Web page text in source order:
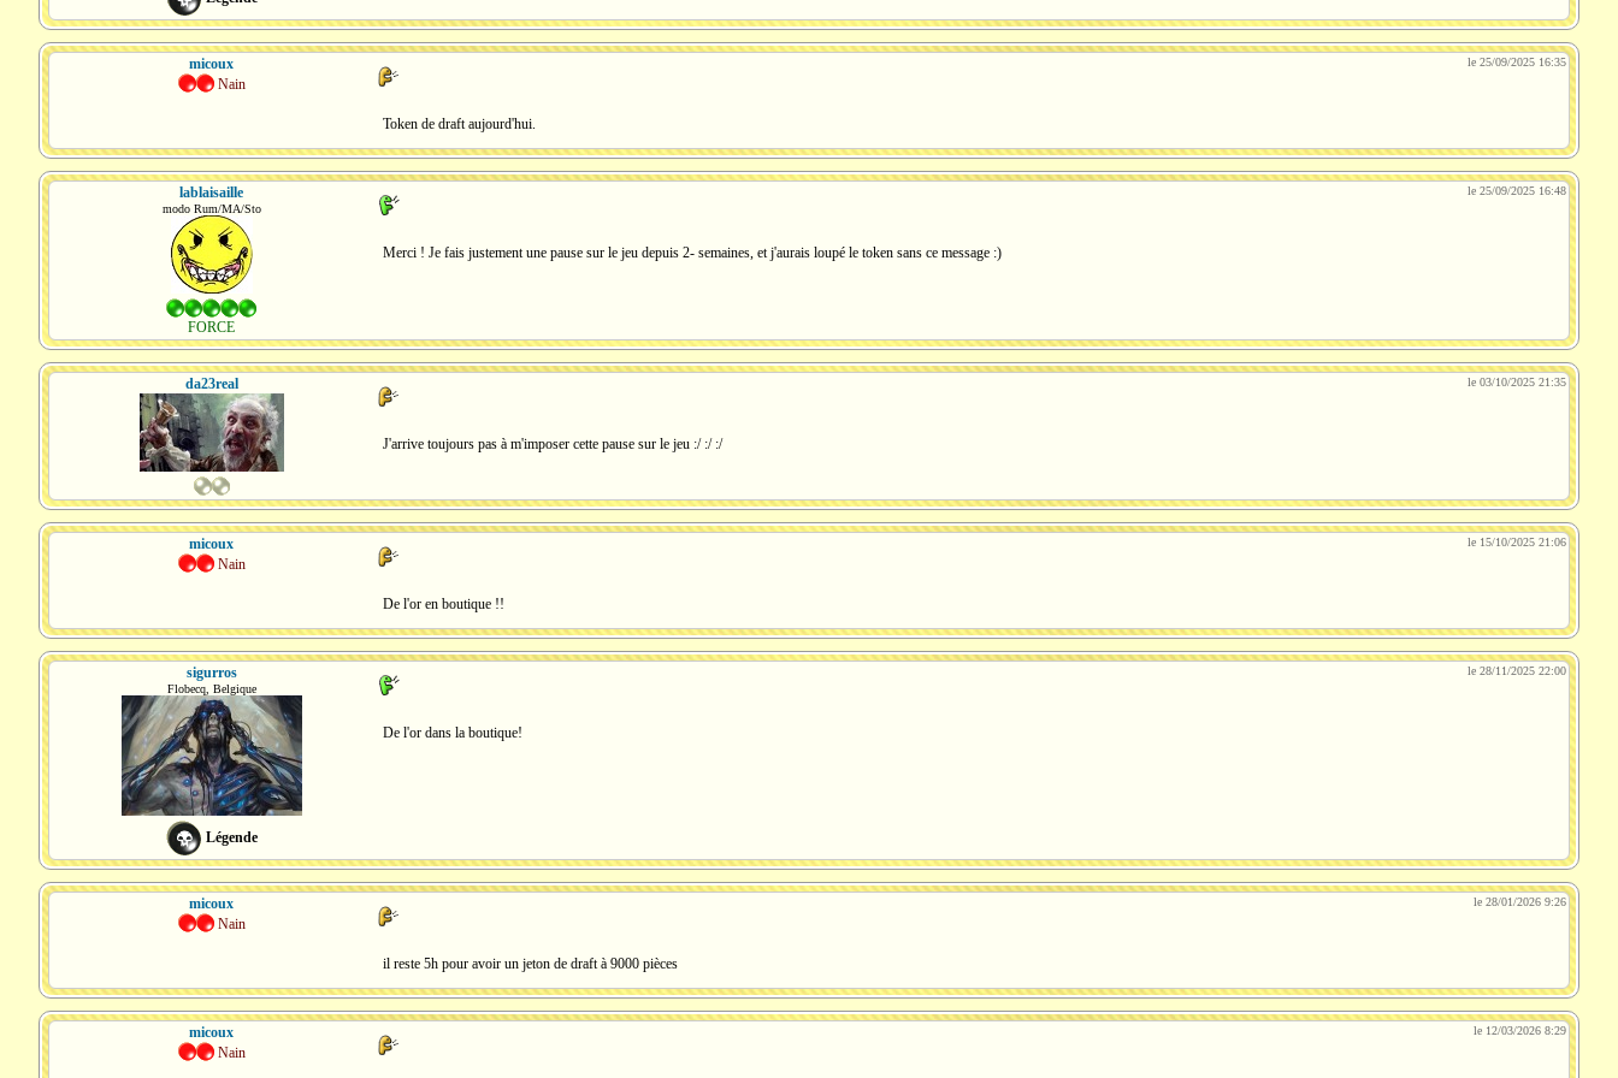
micoux
Nain
le 25/09/2025 16:35
Token de draft aujourd'hui.
lablaisaille
modo Rum/MA/Sto
FORCE
le 25/09/2025 16:48
Merci ! Je fais justement une pause sur le jeu depuis 2- semaines, et j'aurais loupé le token sans ce message :)
da23real le 03/10/2025 21:35
J'arrive toujours pas à m'imposer cette pause sur le jeu :/ :/ :/
micoux
Nain
le 15/10/2025 21:06
De l'or en boutique !!
sigurros
Flobecq, Belgique
Légende
le 28/11/2025 22:00
De l'or dans la boutique!
micoux
Nain
le 28/01/2026 9:26
il reste 5h pour avoir un jeton de draft à 9000 pièces
micoux
Nain
le 12/03/2026 8:29